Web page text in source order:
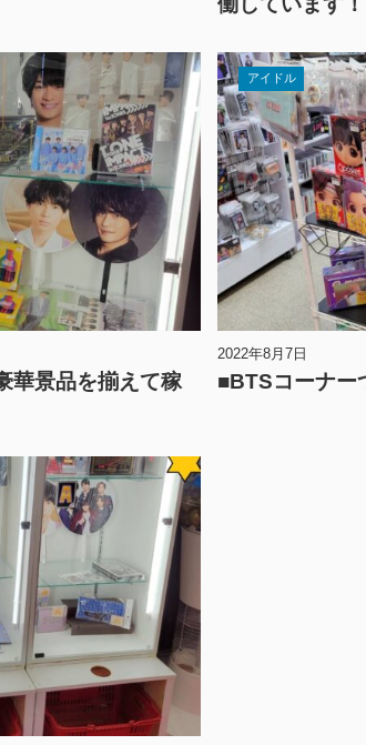
華景品を揃えて稼
アイドル
2022年8月7日
■BTSコーナー